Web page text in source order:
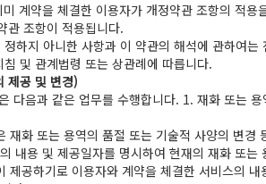
미 계약을 체결한 이용자가 개정약관 조항의 적
관 조항이 적용됩니다.
하지 아니한 사항과 이 약관의 해석에 관하여는
침 및 관계법령 또는 상관례에 따릅니다.
제공 및 변경)
음과 같은 업무를 수행합니다. 1. 재화 또는 용
화 또는 용역의 품절 또는 기술적 사양의 변경
내용 및 제공일자를 명시하여 현재의 재화 또
공하기로 이용자와 계약을 체결한 서비스의 내